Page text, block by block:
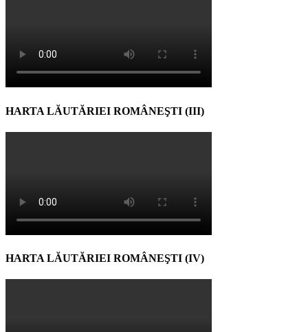
HARTA LĂUTĂRIEI ROMÂNEŞTI (III)
HARTA LĂUTĂRIEI ROMÂNEŞTI (IV)